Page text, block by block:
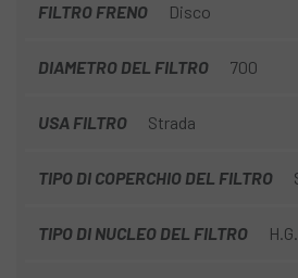
FILTRO FRENO Disco
DIAMETRO DEL FILTRO 700
USA FILTRO Strada
TIPO DI COPERCHIO DEL FILTRO
TIPO DI NUCLEO DEL FILTRO H.G.